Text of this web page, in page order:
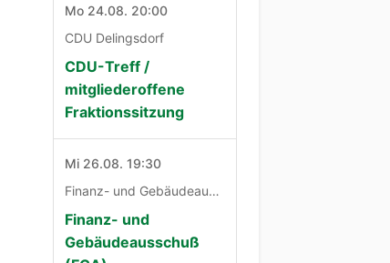
Mo 24.08. 20:00
CDU Delingsdorf
CDU-Treff /
mitgliederoffene
Fraktionssitzung
Mi 26.08. 19:30
Finanz- und Gebäudeausschuß
Finanz- und
Gebäudeausschuß